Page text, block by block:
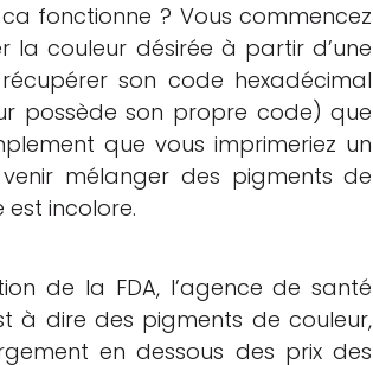
fonctionne ? Vous commencez
la couleur désirée à partir d’une
son code hexadécimal
possède son propre code) que
que vous imprimeriez un
mélanger des pigments de
incolore.
de la FDA, l’agence de santé
à dire des pigments de couleur,
en dessous des prix des